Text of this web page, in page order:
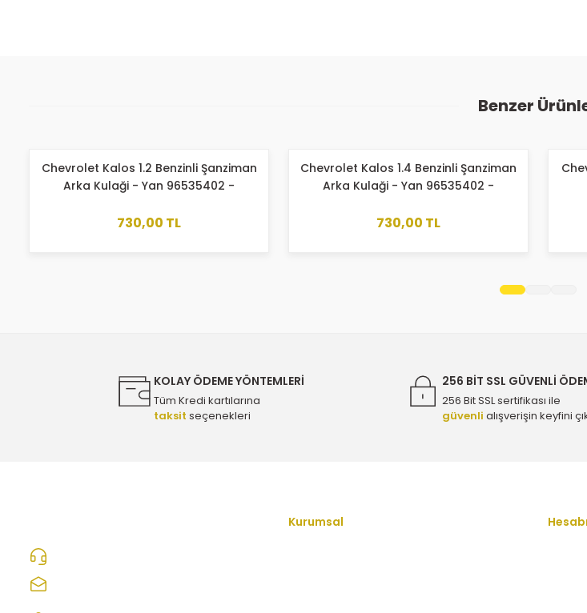
Yorum Yaz
Bu ürüne benzer farklı alternatifler olmalı.
Gönder
Benzer
Chevrolet Kalos 1.2 Benzinli Şanziman
Arka Kulaği - Yan 96535402 -
730,00 TL
Chevrolet Kalos 1.4 Benzinli Şanziman
Arka Kulaği - Yan 96535402 -
730,00 TL
KOLAY ÖDEME YÖNTEMLERİ
Tüm Kredi kartılarına
taksit seçenekleri
256 BİT SSL GÜVENLİ
256 Bit SSL sertifikası ile
güvenli alışverişin keyfini
Kurumsal